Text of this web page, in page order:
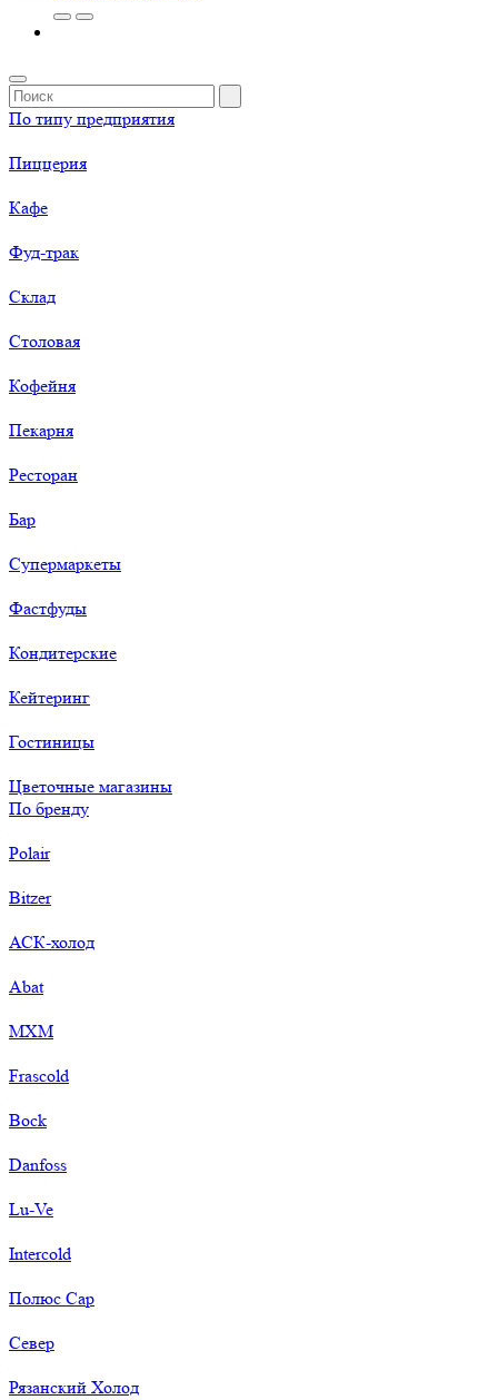
По типу предприятия
Пиццерия
Кафе
Фуд-трак
Склад
Столовая
Кофейня
Пекарня
Ресторан
Бар
Супермаркеты
Фастфуды
Кондитерские
Кейтеринг
Гостиницы
Цветочные магазины
По бренду
Polair
Bitzer
АСК-холод
Abat
МХМ
Frascold
Bock
Danfoss
Lu-Ve
Intercold
Полюс Сар
Север
Рязанский Холод